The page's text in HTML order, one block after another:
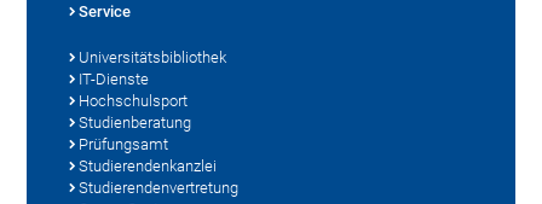
Service
Universitätsbibliothek
IT-Dienste
Hochschulsport
Studienberatung
Prüfungsamt
Studierendenkanzlei
Studierendenvertretung